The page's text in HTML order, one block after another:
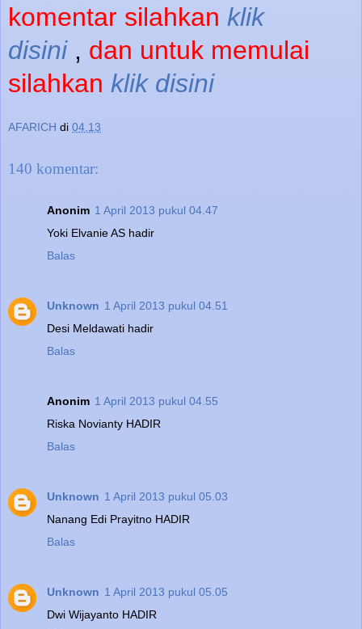
komentar silahkan klik
disini , dan untuk memulai
silahkan klik disini
AFARICH di 04.13
140 komentar:
Anonim 1 April 2013 pukul 04.47
Yoki Elvanie AS hadir
Balas
Unknown 1 April 2013 pukul 04.51
Desi Meldawati hadir
Balas
Anonim 1 April 2013 pukul 04.55
Riska Novianty HADIR
Balas
Unknown 1 April 2013 pukul 05.03
Nanang Edi Prayitno HADIR
Balas
Unknown 1 April 2013 pukul 05.05
Dwi Wijayanto HADIR